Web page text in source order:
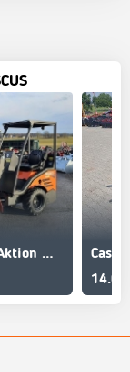
Cast 830 D Aktion mit Poclain Radmotoren